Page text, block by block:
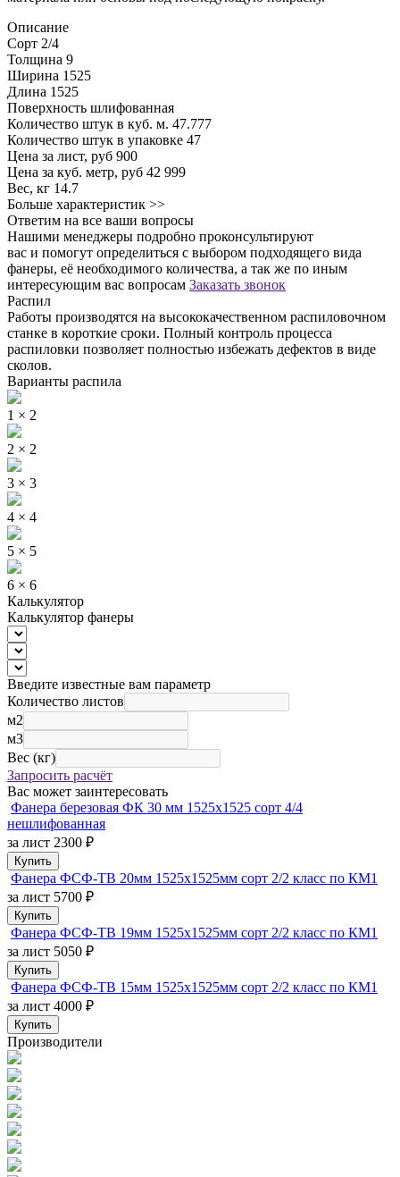
Описание
Сорт 2/4
Толщина 9
Ширина 1525
Длина 1525
Поверхность шлифованная
Количество штук в куб. м. 47.777
Количество штук в упаковке 47
Цена за лист, руб 900
Цена за куб. метр, руб 42 999
Вес, кг 14.7
Больше характеристик >>
Ответим на все ваши вопросы
Нашими менеджеры подробно проконсультируют
вас и помогут определиться с выбором подходящего вида
фанеры, её необходимого количества, а так же по иным
интересующим вас вопросам Заказать звонок
Распил
Работы производятся на высококачественном распиловочном
станке в короткие сроки. Полный контроль процесса
распиловки позволяет полностью избежать дефектов в виде
сколов.
Варианты распила
1 × 2
2 × 2
3 × 3
4 × 4
5 × 5
6 × 6
Калькулятор
Калькулятор фанеры
Введите известные вам параметр
Количество листов
м2
м3
Вес (кг)
Запросить расчёт
Вас может заинтересовать
Фанера березовая ФК 30 мм 1525х1525 сорт 4/4
нешлифованная
за лист 2300 ₽
Купить
Фанера ФСФ-ТВ 20мм 1525х1525мм сорт 2/2 класс по КМ1
за лист 5700 ₽
Купить
Фанера ФСФ-ТВ 19мм 1525х1525мм сорт 2/2 класс по КМ1
за лист 5050 ₽
Купить
Фанера ФСФ-ТВ 15мм 1525х1525мм сорт 2/2 класс по КМ1
за лист 4000 ₽
Купить
Производители